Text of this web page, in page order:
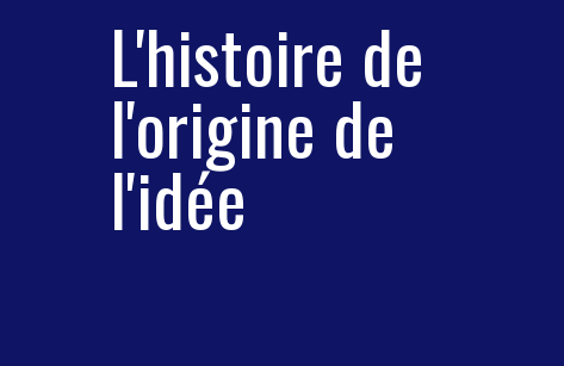
L'histoire de
l'origine de
l'idée